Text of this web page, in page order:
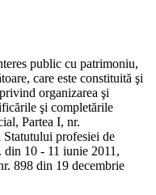
public cu patrimoniu,
care este constituită şi
organizarea şi
şi completările
Partea I, nr.
profesiei de
10 - 11 iunie 2011,
898 din 19 decembrie